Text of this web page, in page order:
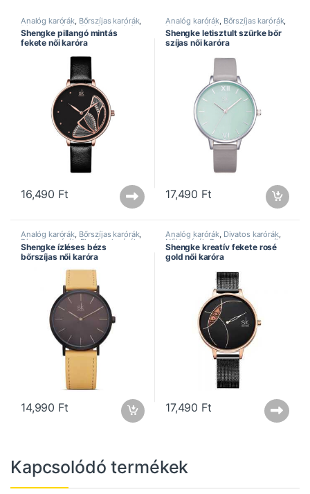
Analóg karórák Bőrszíjas karórák,
Divatos karórák, Elegáns karórák ,
Női karórák,Shengke óra
Shengke pillangó mintás
fekete női karóra
16,490 Ft
Analóg karórák Bőrszíjas karórák,
Divatos karórák, Elegáns karórák ,
Női karórák,Shengke óra
Shengke letisztult szürke bőr
szíjas női karóra
17,490 Ft
Analóg karórák, Bőrszíjas karórák,
Divatos karórák Elegáns karórák
Női karórák,Shengke óra
Speciális ajánlat
Shengke ízléses bézs
bőrszíjas női karóra
14,990 Ft
Analóg karórák, Divatos karórák,
Női karórák Rozsdamentes szíj
Shengke óra
Shengke kreatív fekete rosé
gold női karóra
17,490 Ft
Kapcsolódó termékek